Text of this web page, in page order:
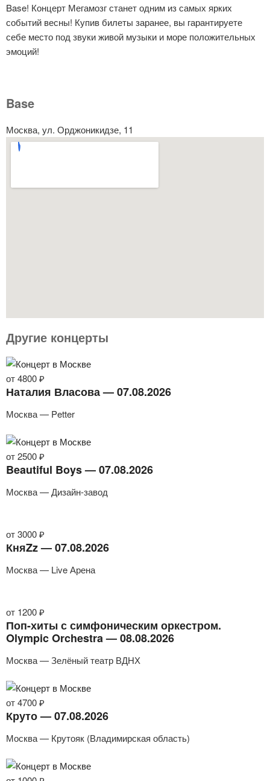
Base! Концерт Мегамозг станет одним из самых ярких
событий весны! Купив билеты заранее, вы гарантируете
себе место под звуки живой музыки и море положительных
эмоций!
Base
Москва, ул. Орджоникидзе, 11
Другие концерты
от 4800 ₽
Наталия Власова — 07.08.2026
Москва — Petter
от 2500 ₽
Beautiful Boys — 07.08.2026
Москва — Дизайн-завод
от 3000 ₽
КняZz — 07.08.2026
Москва — Live Арена
от 1200 ₽
Поп-хиты с симфоническим оркестром.
Olympic Orchestra — 08.08.2026
Москва — Зелёный театр ВДНХ
от 4700 ₽
Круто — 07.08.2026
Москва — Крутояк (Владимирская область)